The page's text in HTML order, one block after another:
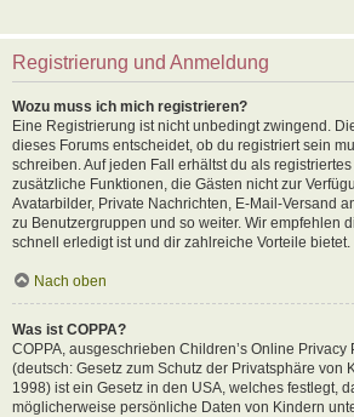
Registrierung und Anmeldung
Wozu muss ich mich registrieren?
Eine Registrierung ist nicht unbedingt zwingend.
dieses Forums entscheidet, ob du registriert sein
schreiben. Auf jeden Fall erhältst du als
zusätzliche Funktionen, die Gästen nicht zur
Avatarbilder, Private Nachrichten, E-Mail-Versand
zu Benutzergruppen und so weiter. Wir empfehlen
schnell erledigt ist und dir zahlreiche Vorteile bietet.
Nach oben
Was ist COPPA?
COPPA, ausgeschrieben Children’s Online Privacy
(deutsch: Gesetz zum Schutz der Privatsphäre von
1998) ist ein Gesetz in den USA, welches festlegt,
möglicherweise persönliche Daten von Kindern